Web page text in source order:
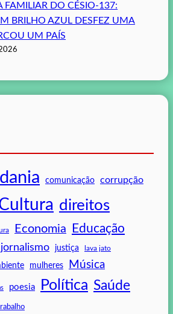
FAMILIAR DO CÉSIO-137:
BRILHO AZUL DESFEZ UMA
UM PAÍS
comunicação corrupção
direitos
Economia Educação
jornalismo justiça lava jato
mulheres Música
poesia Política Saúde